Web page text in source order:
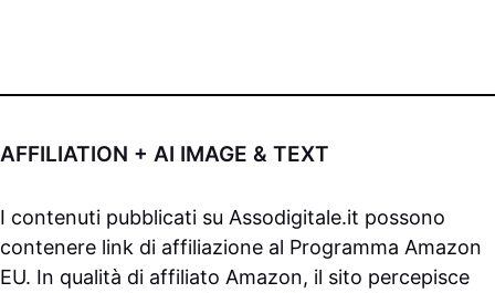
AFFILIATION + AI IMAGE & TEXT
I contenuti pubblicati su Assodigitale.it possono
contenere link di affiliazione al Programma Amazon
EU. In qualità di affiliato Amazon, il sito percepisce